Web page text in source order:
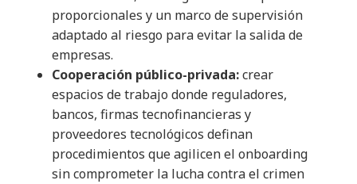
proporcionales y un marco de supervisión
adaptado al riesgo para evitar la salida de
empresas.
Cooperación público-privada:crear
espacios de trabajo donde reguladores,
bancos, firmas tecnofinancieras y
proveedores tecnológicos definan
procedimientos que agilicen el onboarding
sin comprometer la lucha contra el crimen